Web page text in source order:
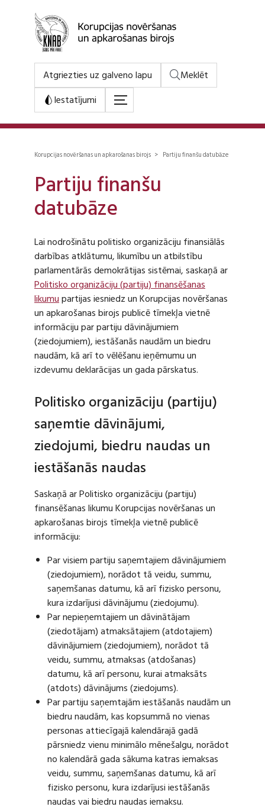
Atgriezties uz galveno lapu
Meklēt
Iestatījumi
Korupcijas novēršanas un apkarošanas birojs > Partiju finanšu datubāze
Partiju finanšu
datubāze
Lai nodrošinātu politisko organizāciju finansiālās
darbības atklātumu, likumību un atbilstību
parlamentārās demokrātijas sistēmai, saskaņā ar
Politisko organizāciju (partiju) finansēšanas
likumupartijas iesniedz un Korupcijas novēršanas
un apkarošanas birojs publicē tīmekļa vietnē
informāciju par partiju dāvinājumiem
(ziedojumiem), iestāšanās naudām un biedru
naudām, kā arī to vēlēšanu ieņēmumu un
izdevumu deklarācijas un gada pārskatus.
Politisko organizāciju (partiju)
saņemtie dāvinājumi,
ziedojumi, biedru naudas un
iestāšanās naudas
Saskaņā ar Politisko organizāciju (partiju)
finansēšanas likumu Korupcijas novēršanas un
apkarošanas birojs tīmekļa vietnē publicē
informāciju:
Par visiem partiju saņemtajiem dāvinājumiem
(ziedojumiem), norādot tā veidu, summu,
saņemšanas datumu, kā arī fizisko personu,
kura izdarījusi dāvinājumu (ziedojumu).
Par nepieņemtajiem un dāvinātājam
(ziedotājam) atmaksātajiem (atdotajiem)
dāvinājumiem (ziedojumiem), norādot tā
veidu, summu, atmaksas (atdošanas)
datumu, kā arī personu, kurai atmaksāts
(atdots) dāvinājums (ziedojums).
Par partiju saņemtajām iestāšanās naudām un
biedru naudām, kas kopsummā no vienas
personas attiecīgajā kalendārajā gadā
pārsniedz vienu minimālo mēnešalgu, norādot
no kalendārā gada sākuma katras iemaksas
veidu, summu, saņemšanas datumu, kā arī
fizisko personu, kura izdarījusi iestāšanās
naudas vai biedru naudas iemaksu.